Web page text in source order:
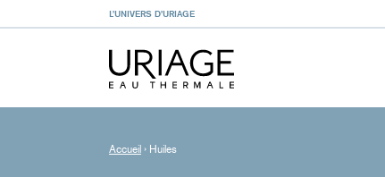
L’UNIVERS D’URIAGE
Accueil › Huiles